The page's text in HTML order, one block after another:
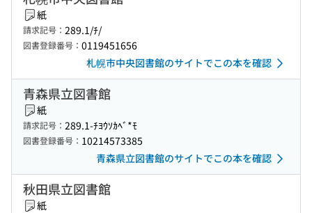
紙
請求記号： 289.1/ﾁ/
図書登録番号： 0119451656
札幌市中央図書館のサイトでこの本を確認
青森県立図書館
紙
請求記号： 289.1-ﾁﾖｳｿｶﾍﾞ*ﾓ
図書登録番号： 10214573385
青森県立図書館のサイトでこの本を確認
秋田県立図書館
紙